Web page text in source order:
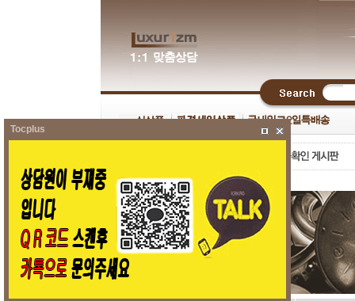
Tocplus